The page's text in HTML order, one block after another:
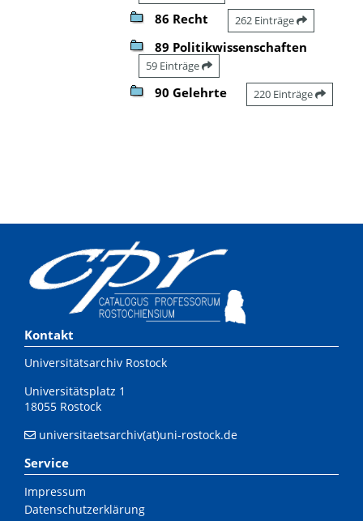
86 Recht 262 Einträge
89 Politikwissenschaften
59 Einträge
90 Gelehrte 220 Einträge
Kontakt
Universitätsarchiv Rostock
Universitätsplatz 1
18055 Rostock
universitaetsarchiv(at)uni-rostock.de
Service
Impressum
Datenschutzerklärung